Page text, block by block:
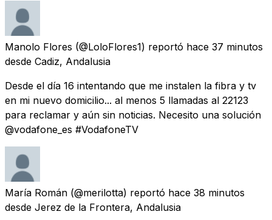
Manolo Flores (@LoloFlores1) reportó hace 37 minutos
desde Cadiz, Andalusia
Desde el día 16 intentando que me instalen la fibra y tv
en mi nuevo domicilio... al menos 5 llamadas al 22123
para reclamar y aún sin noticias. Necesito una solución
@vodafone_es #VodafoneTV
María Román (@merilotta) reportó hace 38 minutos
desde Jerez de la Frontera, Andalusia